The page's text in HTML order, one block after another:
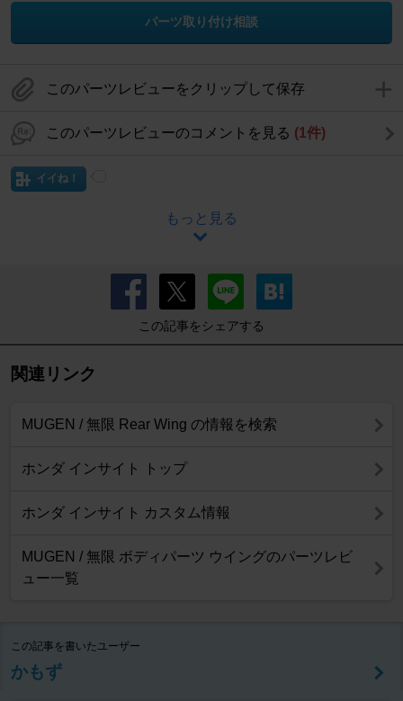
パーツ取り付け相談
このパーツレビューをクリップして保存
このパーツレビューのコメントを見る (1件)
イイね！
もっと見る
この記事をシェアする
関連リンク
MUGEN / 無限 Rear Wing の情報を検索
ホンダ インサイト トップ
ホンダ インサイト カスタム情報
MUGEN / 無限 ボディパーツ ウイングのパーツレビ
ュー一覧
この記事を書いたユーザー
かもず